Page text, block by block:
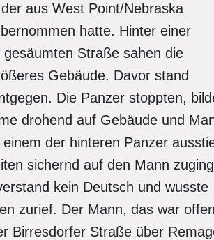
aus West Point/Nebraska
hatte. Hinter einer
Straße sahen die
Gebäude. Davor stand
Die Panzer stoppten,
drohend auf Gebäude und
der hinteren Panzer
sichernd auf den Mann
kein Deutsch und wusste
zurief. Der Mann, das war
Birresdorfer Straße über